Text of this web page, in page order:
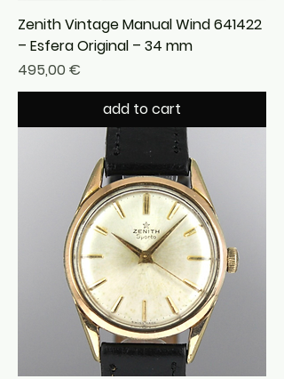
Zenith Vintage Manual Wind 641422
– Esfera Original – 34 mm
Precio
495,00 €
add to cart